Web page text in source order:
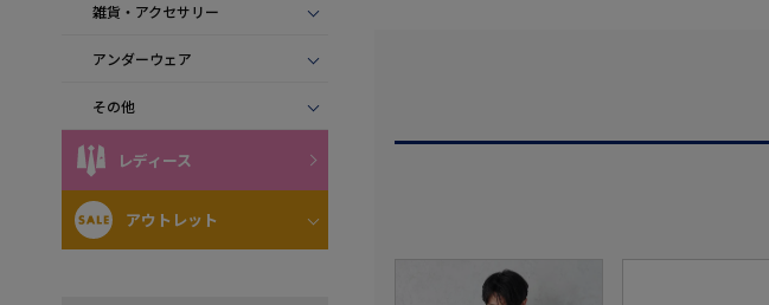
雑貨・アクセサリー
アンダーウェア
その他
レディース
アウトレット